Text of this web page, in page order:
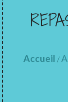
Accueil /